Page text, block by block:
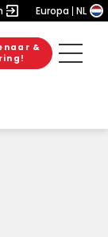
Europa NL
&